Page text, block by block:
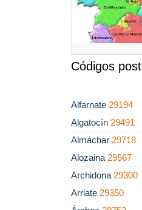
Códigos
Alfarnate 29194
Algatocín 29491
Almáchar 29718
Alozaina 29567
Archidona 29300
Arriate 29350